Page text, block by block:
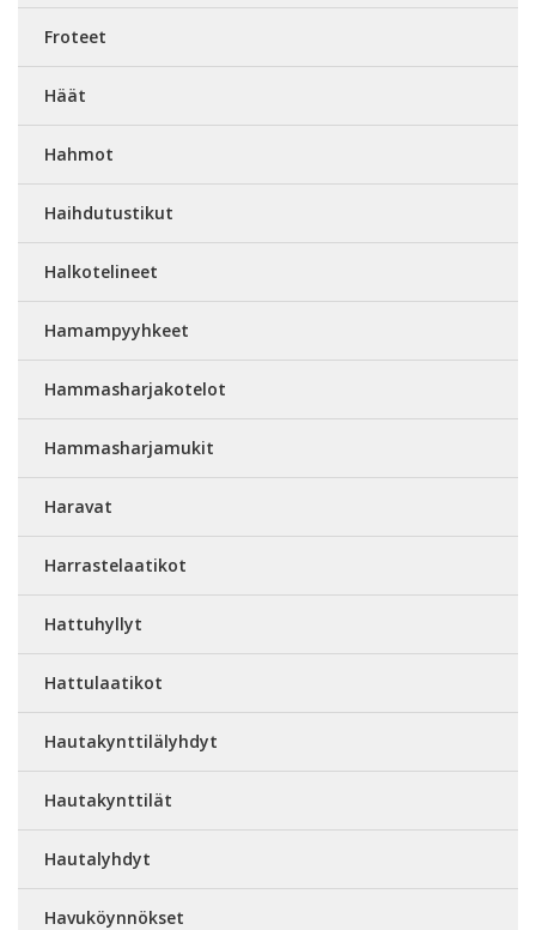
Froteet
Häät
Hahmot
Haihdutustikut
Halkotelineet
Hamampyyhkeet
Hammasharjakotelot
Hammasharjamukit
Haravat
Harrastelaatikot
Hattuhyllyt
Hattulaatikot
Hautakynttilälyhdyt
Hautakynttilät
Hautalyhdyt
Havuköynnökset